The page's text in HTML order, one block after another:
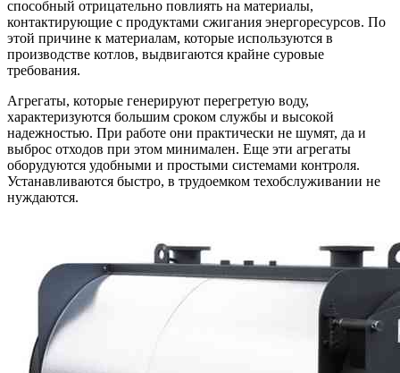
способный отрицательно повлиять на материалы,
контактирующие с продуктами сжигания энергоресурсов. По
этой причине к материалам, которые используются в
производстве котлов, выдвигаются крайне суровые
требования.
Агрегаты, которые генерируют перегретую воду,
характеризуются большим сроком службы и высокой
надежностью. При работе они практически не шумят, да и
выброс отходов при этом минимален. Еще эти агрегаты
оборудуются удобными и простыми системами контроля.
Устанавливаются быстро, в трудоемком техобслуживании не
нуждаются.